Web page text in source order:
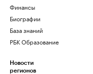
Финансы
Биографии
База знаний
РБК Образование
Новости
регионов